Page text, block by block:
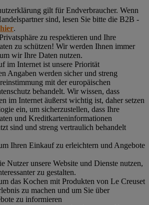
gilt für Endverbraucher. Wenn
sind, lesen Sie bitte die B2B -
hier.
zu respektieren und Ihre
zu schützen! Wir werden Ihnen immer
wir Ihre Daten nutzen.
im Internet ist unsere Priorität
Angaben werden sicher und streng
mit der europäischen
behandelt. Wir wissen, dass
im Internet äußerst wichtig ist, daher setzen
ein, um sicherzustellen, dass Ihre
und Kreditkarteninformationen
sind und streng vertraulich behandelt
Ihren Einkauf zu erleichtern und Angebote
Nutzer unsere Website und Dienste nutzen,
zu gestalten.
das Kochen mit Produkten von Le Creuset
zu machen und um Sie über
zu informieren